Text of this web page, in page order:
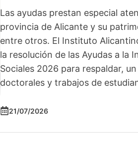
Las ayudas prestan especial
provincia de Alicante y su
entre otros. El Instituto
la resolución de las Ayudas a la
Sociales 2026 para respaldar,
doctorales y trabajos de
21/07/2026